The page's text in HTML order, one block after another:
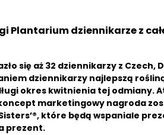
Plantarium dziennikarze z
się aż 32 dziennikarzy z
dziennikarzy najlepszą
okres kwitnienia tej odmiany.
marketingowy nagroda
które będą wspaniale
prezent.